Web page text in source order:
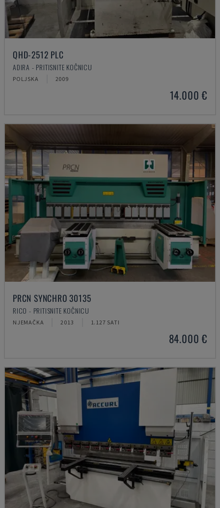
QHD-2512 PLC
ADIRA - PRITISNITE KOČNICU
POLJSKA 2009
14.000 €
PRCN SYNCHRO 30135
RICO - PRITISNITE KOČNICU
NJEMAČKA 2013 1.127 SATI
84.000 €